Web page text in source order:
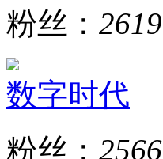
粉丝： 2619
数字时代
粉丝： 2566